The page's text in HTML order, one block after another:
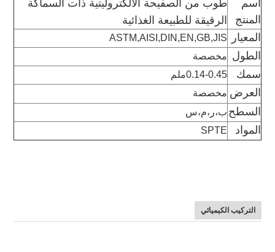
المنتج
الرقيقة للطبيعة الغذائية
المعيار
ASTM,AISI,DIN,EN,GB,JIS
الطول مخصصة
سمك 0.14-0.45ملم
العرض مخصصة
السطح ب،ر،م،س
المواد SPTE
التركيب الكيميائي